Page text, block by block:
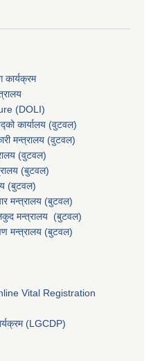
कार्यक्रम
(DOLI)
कार्यालय (वुटवल)
मन्त्रालय (वुटवल)
(वुटवल)
(बुटवल)
(बुटवल)
मन्त्रालय (बुटवल)
मन्त्रालय (बुटवल)
मन्त्रालय (बुटवल)
Vital Registration
(LGCDP)